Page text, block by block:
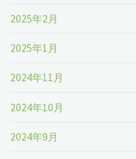
2025年2月
2025年1月
2024年11月
2024年10月
2024年9月